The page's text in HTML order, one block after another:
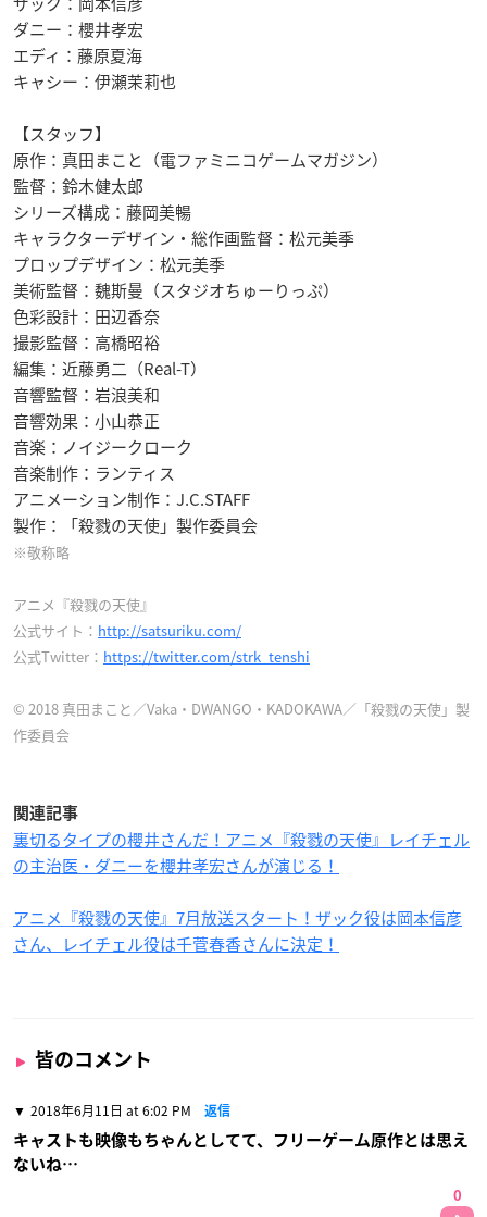
ダニー：櫻井孝宏
エディ：藤原夏海
キャシー：伊瀬茉莉也
【スタッフ】
原作：真田まこと（電ファミニコゲームマガジン）
監督：鈴木健太郎
シリーズ構成：藤岡美暢
キャラクターデザイン・総作画監督：松元美季
プロップデザイン：松元美季
美術監督：魏斯曼（スタジオちゅーりっぷ）
色彩設計：田辺香奈
撮影監督：高橋昭裕
編集：近藤勇二（Real-T）
音響監督：岩浪美和
音響効果：小山恭正
音楽：ノイジークローク
音楽制作：ランティス
アニメーション制作：J.C.STAFF
製作：「殺戮の天使」製作委員会
※敬称略
アニメ『殺戮の天使』
公式サイト： http://satsuriku.com/
公式Twitter： https://twitter.com/strk_tenshi
© 2018 真田まこと／Vaka・DWANGO・KADOKAWA／「殺戮の天使」製
作委員会
関連記事
裏切るタイプの櫻井さんだ！アニメ『殺戮の天使』レイチェル
の主治医・ダニーを櫻井孝宏さんが演じる！
アニメ『殺戮の天使』7月放送スタート！ザック役は岡本信彦
さん、レイチェル役は千菅春香さんに決定！
皆のコメント
2018年6月11日 at 6:02 PM 返信
キャストも映像もちゃんとしてて、フリーゲーム原作とは思え
ないね…
0